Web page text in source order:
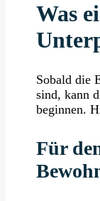
Was
Sobald die
sind, kann
beginnen.
Für